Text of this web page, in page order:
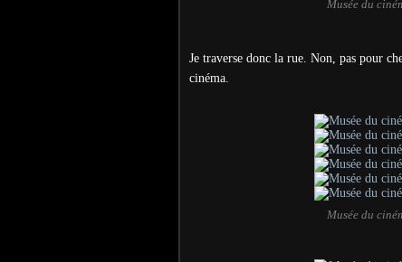
Musée du
Je traverse donc la rue. Non, pas pour
cinéma.
Musée du